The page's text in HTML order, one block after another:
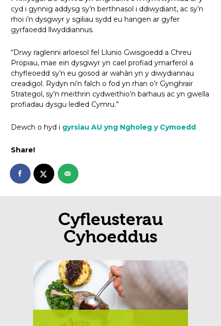
cyd i gynnig addysg sy’n berthnasol i ddiwydiant, ac sy’n
rhoi i’n dysgwyr y sgiliau sydd eu hangen ar gyfer
gyrfaoedd llwyddiannus.
“Drwy raglenni arloesol fel Llunio Gwisgoedd a Chreu
Propiau, mae ein dysgwyr yn cael profiad ymarferol a
chyfleoedd sy’n eu gosod ar wahân yn y diwydiannau
creadigol. Rydyn ni’n falch o fod yn rhan o’r Gynghrair
Strategol, sy’n meithrin cydweithio’n barhaus ac yn gwella
profiadau dysgu ledled Cymru.”
Dewch o hyd i gyrsiau AU yng Ngholeg y Cymoedd
Share!
Cyfleusterau
Cyhoeddus